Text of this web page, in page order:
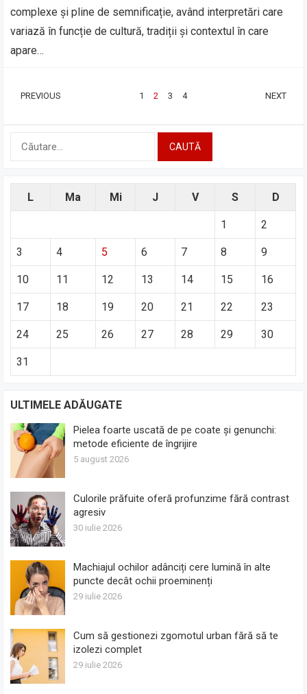
complexe și pline de semnificație, având interpretări care
variază în funcție de cultură, tradiții și contextul în care
apare…
PAGINAȚIE
PREVIOUS 1 2 3 4 NEXT
Caută
L Ma Mi J V S D
1 2
3 4 5 6 7 8 9
10 11 12 13 14 15 16
17 18 19 20 21 22 23
24 25 26 27 28 29 30
31
ULTIMELE ADĂUGATE
Pielea foarte uscată de pe coate și genunchi:
metode eficiente de îngrijire
5 august 2026
Culorile prăfuite oferă profunzime fără contrast
agresiv
30 iulie 2026
Machiajul ochilor adânciți cere lumină în alte
puncte decât ochii proeminenți
29 iulie 2026
Cum să gestionezi zgomotul urban fără să te
izolezi complet
29 iulie 2026